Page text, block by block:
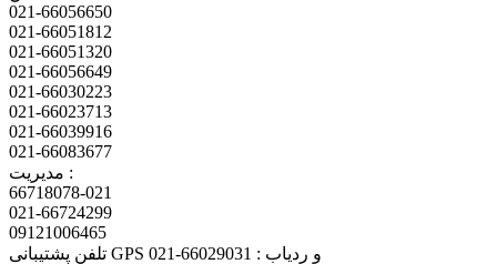
021-66056650
021-66051812
021-66051320
021-66056649
021-66030223
021-66023713
021-66039916
021-66083677
مدیریت :
66718078-021
021-66724299
09121006465
تلفن پشتیبانی GPS و ردیاب : 66029031-021